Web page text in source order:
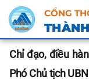
CỔNG
Chỉ đạo, điều
Phó Chủ tịch